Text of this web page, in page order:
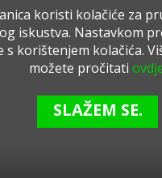
koristi kolačiće za
iskustva. Nastavkom
s korištenjem kolačića.
možete pročitati
SLAŽEM SE.